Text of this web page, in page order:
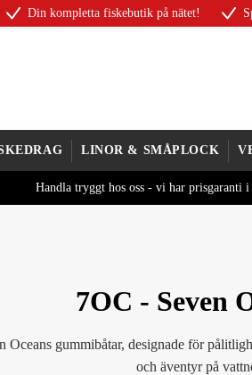
Din kompletta fiskebutik på nätet!
LINOR & SMÅPLOCK
Handla tryggt hos oss - vi har prisgaranti i
7OC - Seven
Oceans gummibåtar, designade för
och äventyr på